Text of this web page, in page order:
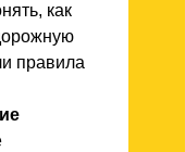
как
правила